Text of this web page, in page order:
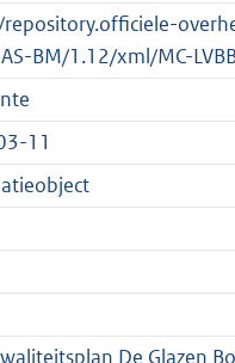
t
t
e
:
1
K
b
BM/1.12/xml/MC-
11
De Glazen